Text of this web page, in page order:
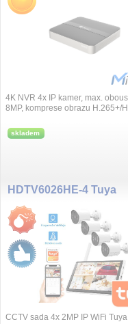
4K NVR 4x IP kamer, max.
8MP, komprese obrazu H.265+/
skladem
HDTV6026HE-4 Tuya
CCTV sada 4x 2MP IP WiFi